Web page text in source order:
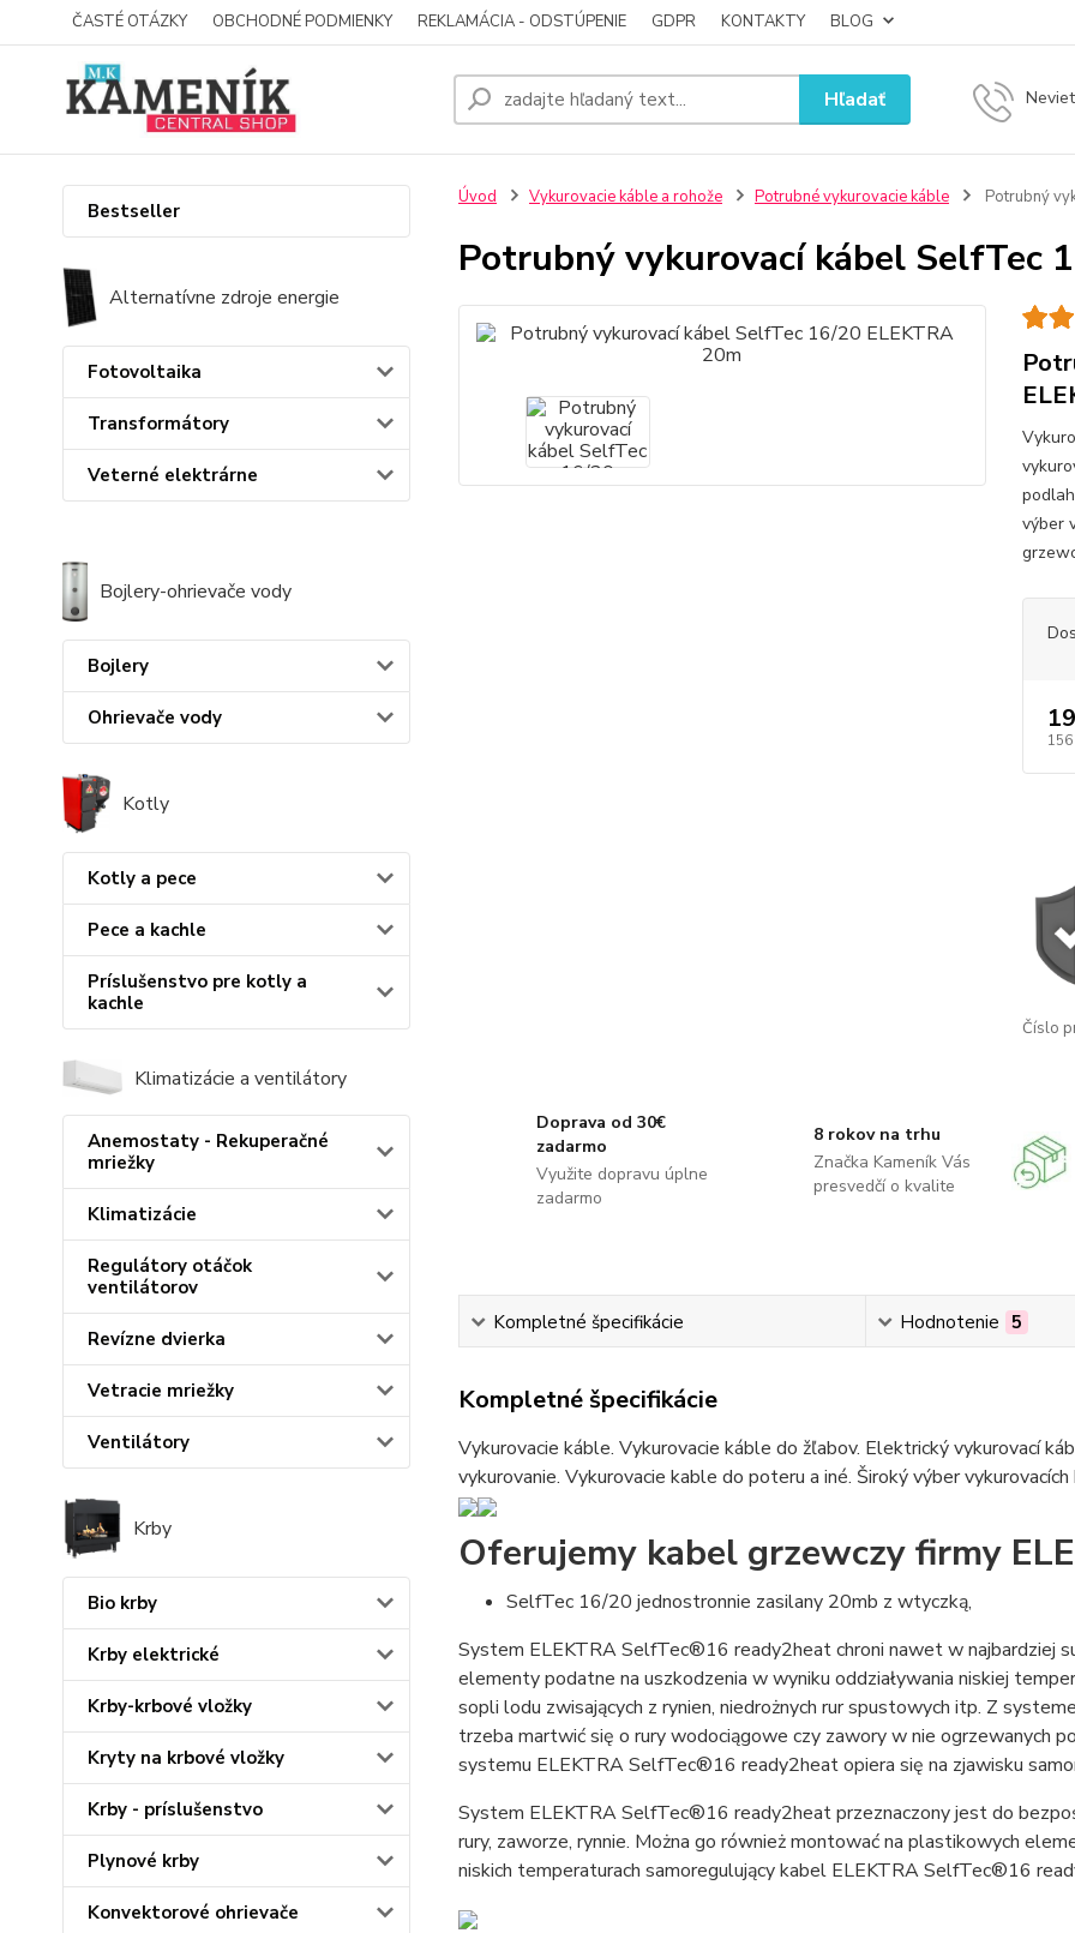
ČASTÉ OTÁZKY OBCHODNÉ PODMIENKY REKLAMÁCIA - ODSTÚPENIE GDPR KONTAKTY BLOG
Hľadať
Bestseller
Alternatívne zdroje energie
Fotovoltaika
Transformátory
Veterné elektrárne
Bojlery-ohrievače vody
Bojlery
Ohrievače vody
Kotly
Kotly a pece
Pece a kachle
Príslušenstvo pre kotly a
kachle
Klimatizácie a ventilátory
Anemostaty - Rekuperačné
mriežky
Klimatizácie
Regulátory otáčok
ventilátorov
Revízne dvierka
Vetracie mriežky
Ventilátory
Krby
Bio krby
Krby elektrické
Krby-krbové vložky
Kryty na krbové vložky
Krby - príslušenstvo
Plynové krby
Konvektorové ohrievače
Úvod Vykurovacie káble a rohože Potrubné vykurovacie káble Potrubný
Potrubný vykurovací kábel SelfTec
výber
Číslo
Doprava od 30€
zadarmo
Využite dopravu úplne
zadarmo
8 rokov na trhu
Značka Kameník Vás
presvedčí o kvalite
Kompletné špecifikácie Hodnotenie 5
Kompletné špecifikácie
Vykurovacie káble. Vykurovacie káble do žľabov. Elektrický vykurovací
vykurovanie. Vykurovacie kable do poteru a iné. Široký výber
Oferujemy kabel grzewczy firmy
SelfTec 16/20 jednostronnie zasilany 20mb z wtyczką,
System ELEKTRA SelfTec®16 ready2heat chroni nawet w najbardziej
elementy podatne na uszkodzenia w wyniku oddziaływania niskiej
sopli lodu zwisających z rynien, niedrożnych rur spustowych itp. Z
trzeba martwić się o rury wodociągowe czy zawory w nie ogrzewanych
systemu ELEKTRA SelfTec®16 ready2heat opiera się na zjawisku
System ELEKTRA SelfTec®16 ready2heat przeznaczony jest do
rury, zaworze, rynnie. Można go również montować na plastikowych
niskich temperaturach samoregulujący kabel ELEKTRA SelfTec®16